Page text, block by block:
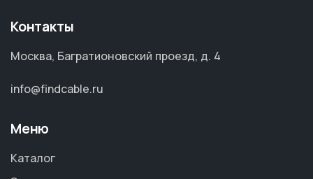
Контакты
Москва, Багратионовский проезд, д. 4
info@findcable.ru
Меню
Каталог